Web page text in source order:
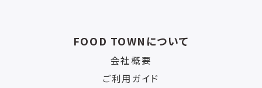
FOOD TOWNについて
会社概要
ご利用ガイド